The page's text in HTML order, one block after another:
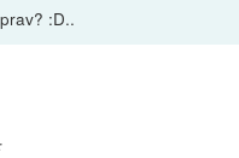
:D..